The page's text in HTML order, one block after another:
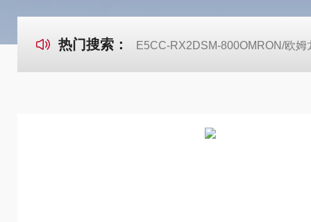
热门搜索： E5CC-RX2DSM-800OMRON/欧